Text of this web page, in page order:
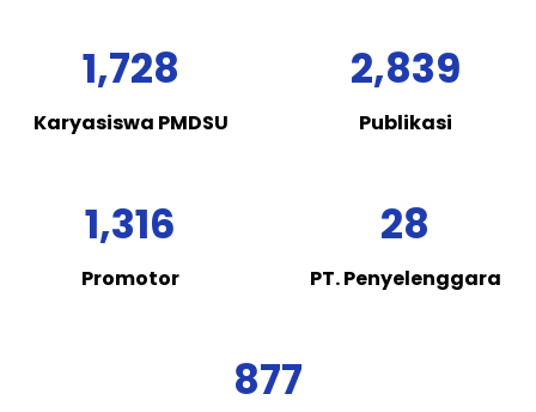
1,728
Karyasiswa PMDSU
2,839
Publikasi
1,316
Promotor
28
PT. Penyelenggara
877